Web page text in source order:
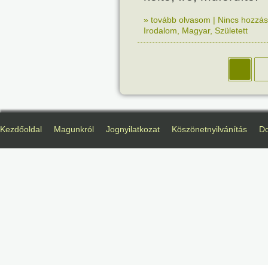
» tovább olvasom | Nincs
Irodalom
Magyar, Született
Kezdőoldal Magunkról Jognyilatkozat Köszönetnyilvánítás